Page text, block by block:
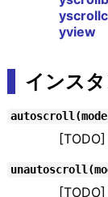
yview
インス
[TODO]
[TODO]